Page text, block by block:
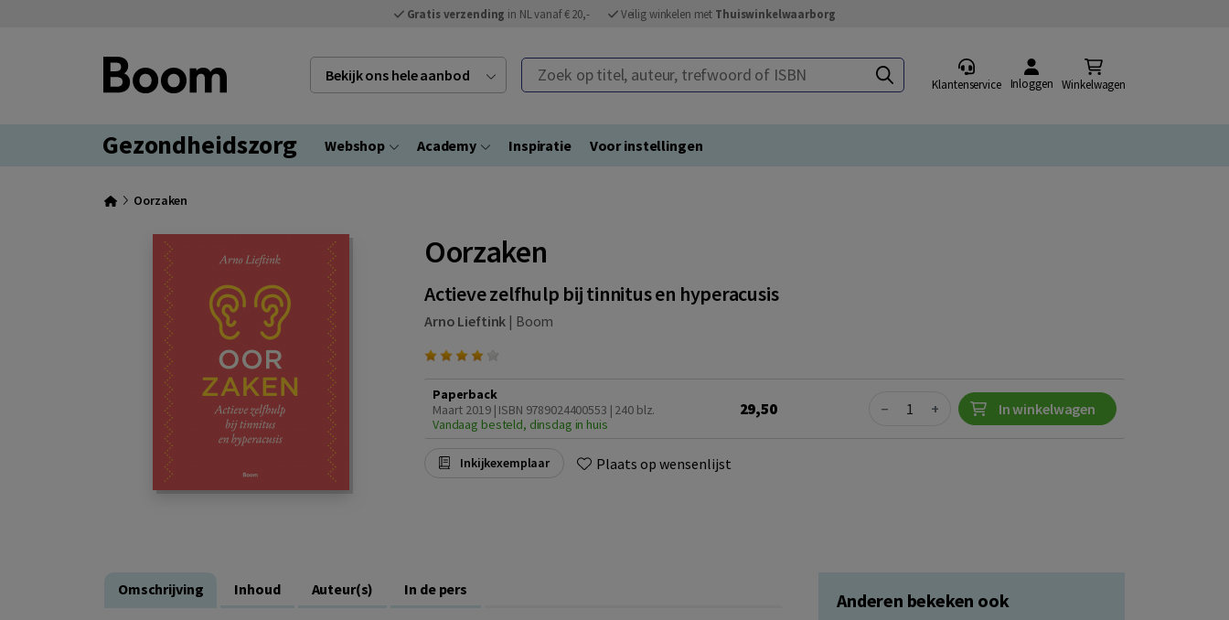
Gratis verzending in NL vanaf € 20,- Veilig winkelen met Thuiswinkelwaarborg
Bekijk ons hele aanbod Zoek op titel, auteur, trefwoord of ISBN
Klantenservice Inloggen Winkelwagen
Gezondheidszorg Webshop Academy Inspiratie Voor instellingen
Oorzaken
Oorzaken
Actieve zelfhulp bij tinnitus en hyperacusis
Arno Lieftink | Boom
Paperback
Maart 2019 | ISBN 9789024400553 | 240 blz.
Vandaag besteld, dinsdag in huis
29,50 Quantity
− + In winkelwagen
Inkijkexemplaar Plaats op wensenlijst
Omschrijving Inhoud Auteur(s) In de pers Anderen bekeken ook